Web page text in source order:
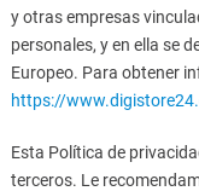
y otras empresas
personales, y en ella se
Europeo. Para obtener
https://
Esta Política de
terceros. Le